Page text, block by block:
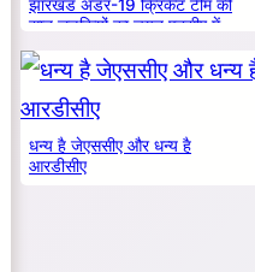
झारखंड अंडर-19 क्रिकेट टीम की
सात लड़कियों का चयन एनसीए में
धन्य है जेएससीए और धन्य है
आरडीसीए